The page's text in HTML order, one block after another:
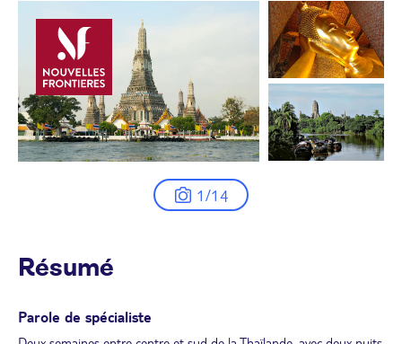
1/14
Résumé
Parole de spécialiste